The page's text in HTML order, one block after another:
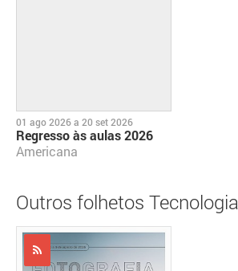
01 ago 2026 a 20 set 2026
Regresso às aulas 2026
Americana
Outros folhetos Tecnologia